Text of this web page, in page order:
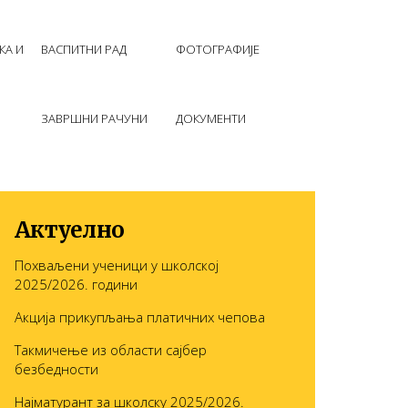
И
ВАСПИТНИ РАД ФОТОГРАФИЈЕ
ЗАВРШНИ РАЧУНИ ДОКУМЕНТИ
Актуелно
Похваљени ученици у школској
2025/2026. години
Акција прикупљања платичних чепова
Такмичење из области сајбер
безбедности
Најматурант за школску 2025/2026.